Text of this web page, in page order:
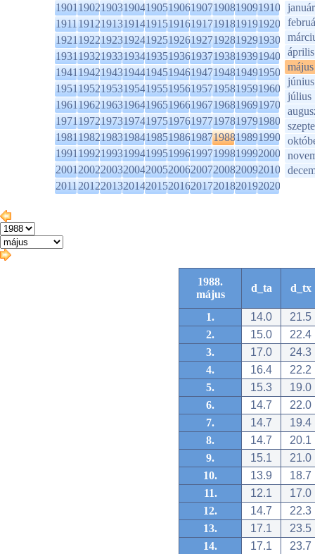
1901190219031904190519061907190819091910
1911191219131914191519161917191819191920
1921192219231924192519261927192819291930
1931193219331934193519361937193819391940
1941194219431944194519461947194819491950
1951195219531954195519561957195819591960
1961196219631964196519661967196819691970
1971197219731974197519761977197819791980
1981198219831984198519861987198819891990
1991199219931994199519961997199819992000
2001200220032004200520062007200820092010
2011201220132014201520162017201820192020
január
április
május
június
július
1988.
május
d_ta d_tx
1. 14.0
21.5
2.
15.0
22.4
3.
17.0
24.3
4.
16.4
22.2
5.
15.3
19.0
6.
14.7
22.0
7.
14.7
19.4
8.
14.7
20.1
9.
15.1
21.0
10.
13.9
18.7
11.
12.1
17.0
12.
14.7
22.3
13.
17.1
23.5
14.
17.1
23.7